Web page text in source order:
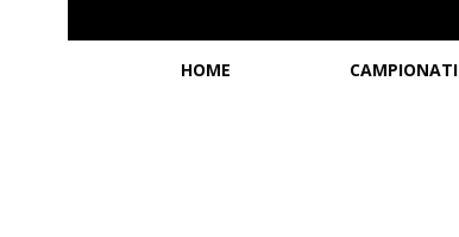
HOME CAMPIONATI